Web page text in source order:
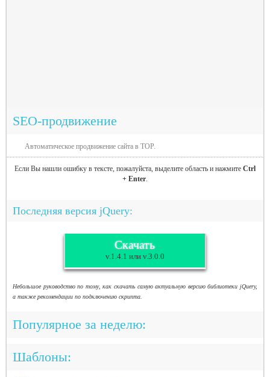
SEO-продвижение
Автоматическое продвижение сайта в TOP.
Если Вы нашли ошибку в тексте, пожалуйста, выделите область и нажмите Ctrl
+ Enter.
Последняя версия jQuery:
Скачать
v.1.4.1 или v.3.0.0
Небольшое руководство по тому, как скачать самую актуальную версию библиотеки jQuery,
а также рекомендации по подключению скрипта.
Популярное за неделю:
Шаблоны: